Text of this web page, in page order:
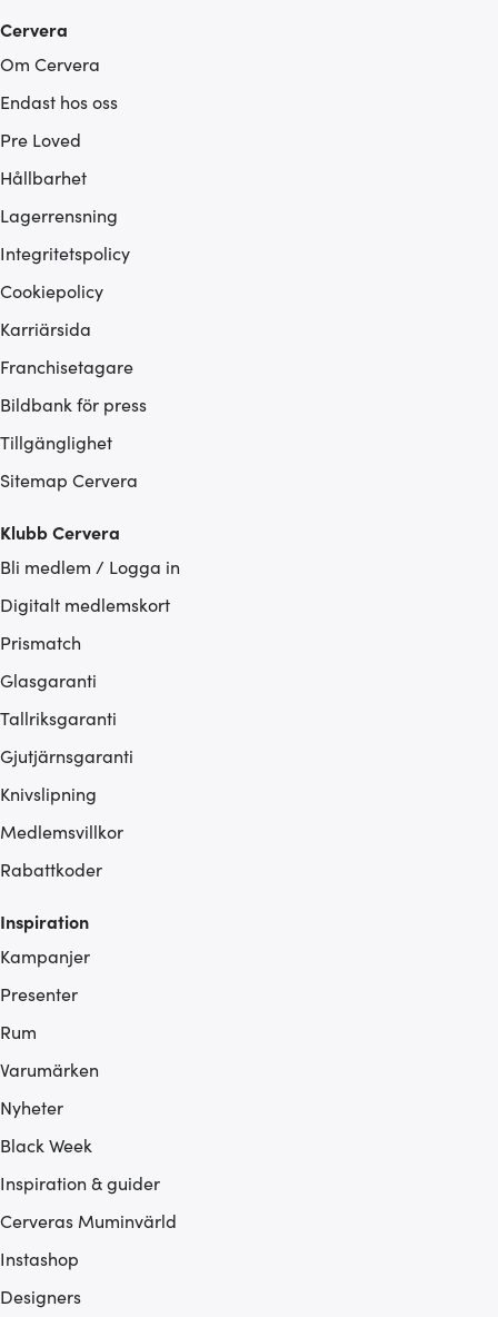
Cervera
Om Cervera
Endast hos oss
Pre Loved
Hållbarhet
Lagerrensning
Integritetspolicy
Cookiepolicy
Karriärsida
Franchisetagare
Bildbank för press
Tillgänglighet
Sitemap Cervera
Klubb Cervera
Bli medlem / Logga in
Digitalt medlemskort
Prismatch
Glasgaranti
Tallriksgaranti
Gjutjärnsgaranti
Knivslipning
Medlemsvillkor
Rabattkoder
Inspiration
Kampanjer
Presenter
Rum
Varumärken
Nyheter
Black Week
Inspiration & guider
Cerveras Muminvärld
Instashop
Designers